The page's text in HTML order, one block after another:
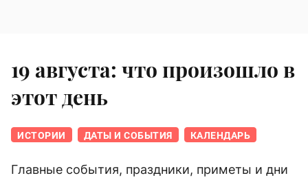
19 августа: что произошло в
этот день
ИСТОРИИ ДАТЫ И СОБЫТИЯ КАЛЕНДАРЬ
Главные события, праздники, приметы и дни